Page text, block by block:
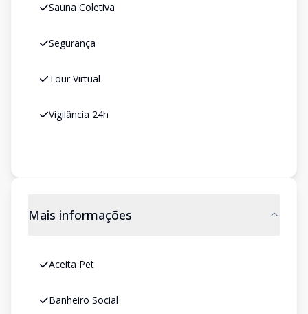
Sauna Coletiva
Segurança
Tour Virtual
Vigilância 24h
Mais informações
Aceita Pet
Banheiro Social